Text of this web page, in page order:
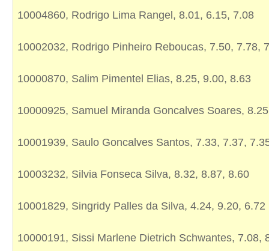
10004860, Rodrigo Lima Rangel, 8.01, 6.15, 7.08
10002032, Rodrigo Pinheiro Reboucas, 7.50, 7.78,
10000870, Salim Pimentel Elias, 8.25, 9.00, 8.63
10000925, Samuel Miranda Goncalves Soares,
10001939, Saulo Goncalves Santos, 7.33, 7.37,
10003232, Silvia Fonseca Silva, 8.32, 8.87, 8.60
10001829, Singridy Palles da Silva, 4.24, 9.20, 6.72
10000191, Sissi Marlene Dietrich Schwantes, 7.08,